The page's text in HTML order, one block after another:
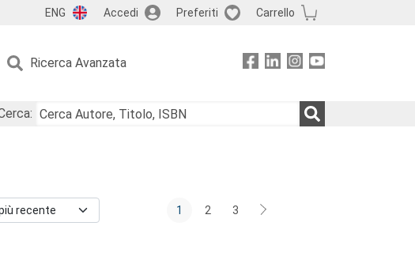
ENG Accedi Preferiti Carrello
Ricerca Avanzata
1 2 3